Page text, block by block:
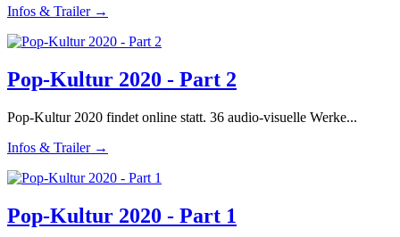
Infos & Trailer →
Pop-Kultur 2020 - Part 2
Pop-Kultur 2020 findet online statt. 36 audio-visuelle Werke...
Infos & Trailer →
Pop-Kultur 2020 - Part 1